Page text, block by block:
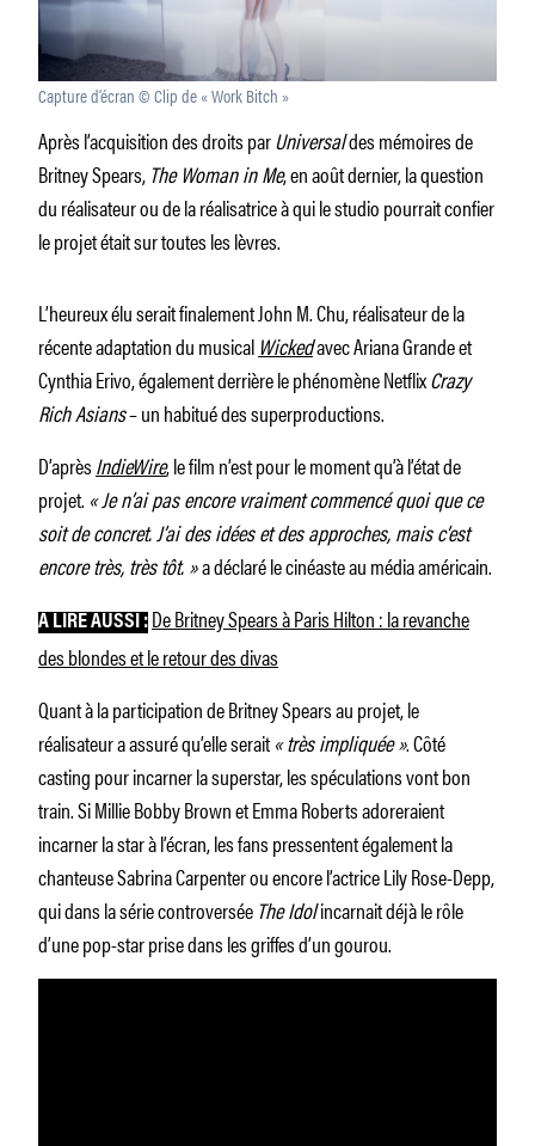
Capture d’écran © Clip de « Work Bitch »
Après l’acquisition des droits parUniversaldes mémoires de
Britney Spears, The Woman in Me, en août dernier, la question
du réalisateur ou de la réalisatrice à qui le studio pourrait confier
le projet était sur toutes les lèvres.
L’heureux élu serait finalement John M. Chu, réalisateur de la
récente adaptation du musicalWickedavec Ariana Grande et
Cynthia Erivo, également derrière le phénomène NetflixCrazy
Rich Asians– un habitué des superproductions.
D’aprèsIndieWire, le film n’est pour le moment qu’à l’état de
projet. « Je n’ai pas encore vraiment commencé quoi que ce
soit de concret. J’ai des idées et des approches, mais c’est
encore très, très tôt. »a déclaré le cinéaste au média américain.
À LIRE AUSSI : De Britney Spears à Paris Hilton : la revanche
des blondes et le retour des divas
Quant à la participation de Britney Spears au projet, le
réalisateur a assuré qu’elle serait« très impliquée ». Côté
casting pour incarner la superstar, les spéculations vont bon
train. Si Millie Bobby Brown et Emma Roberts adoreraient
incarner la star à l’écran, les fans pressentent également la
chanteuse Sabrina Carpenter ou encore l’actrice Lily Rose-Depp,
qui dans la série controversée The Idolincarnait déjà le rôle
d’une pop-star prise dans les griffes d’un gourou.